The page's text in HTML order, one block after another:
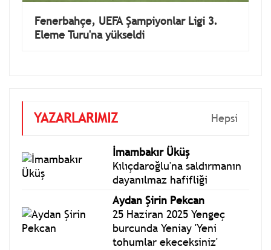
Fenerbahçe, UEFA Şampiyonlar Ligi 3.
Eleme Turu'na yükseldi
YAZARLARIMIZ Hepsi
İmambakır Üküş
Kılıçdaroğlu'na saldırmanın
dayanılmaz hafifliği
Aydan Şirin Pekcan
25 Haziran 2025 Yengeç
burcunda Yeniay 'Yeni
tohumlar ekeceksiniz'